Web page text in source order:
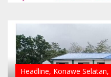
Headline, Konawe Selatan,